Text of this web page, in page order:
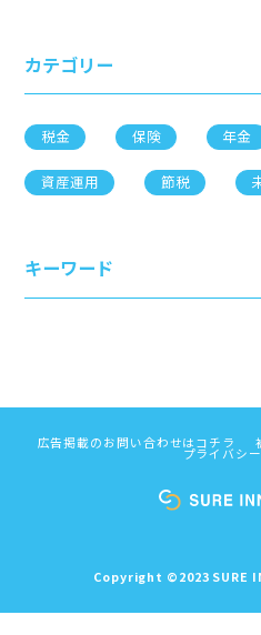
カテゴリー
税金 保険 年金
資産運用 節税
キーワード
広告掲載のお問い合わせはコチラ
プライバシ
Copyright ©︎2023 SURE